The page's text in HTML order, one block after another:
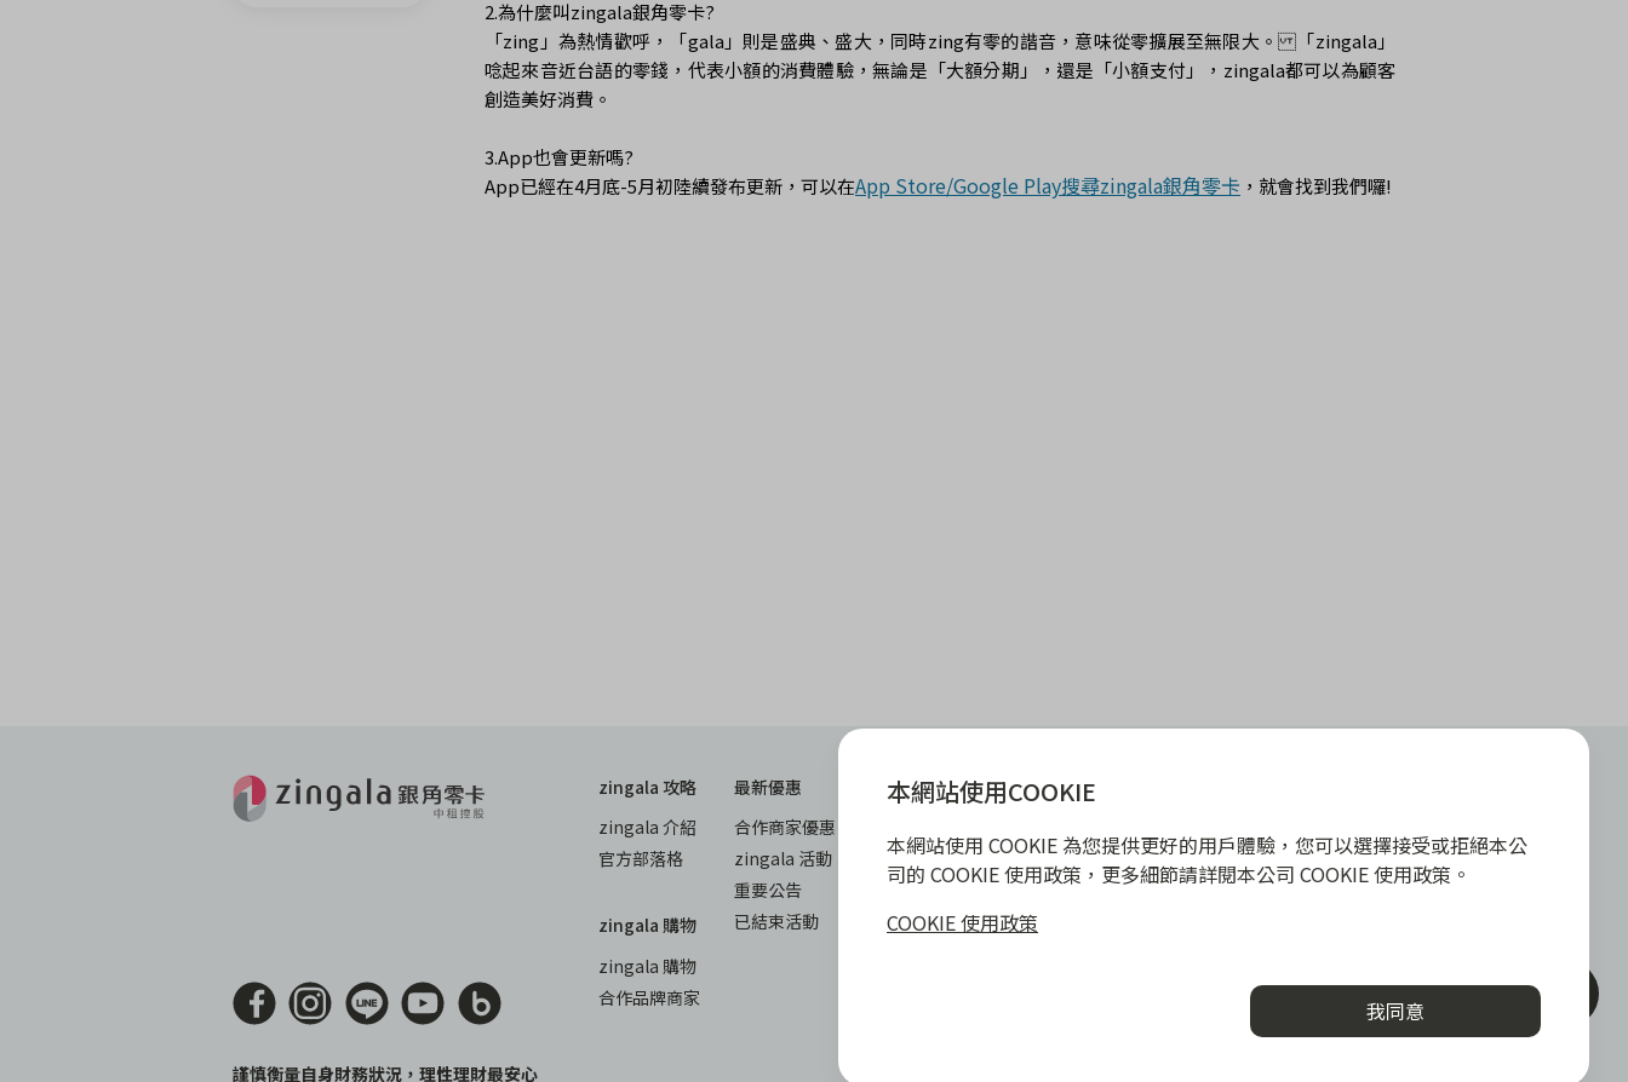
2.為什麼叫zingala銀角零卡?
「zing」為熱情歡呼，「gala」則是盛典、盛大，同時zing有零的諧音，意味從零擴展至無限大。「zingala」
唸起來音近台語的零錢，代表小額的消費體驗，無論是「大額分期」，還是「小額支付」，zingala都可以為顧客
創造美好消費。
3.App也會更新嗎?
App已經在4月底-5月初陸續發布更新，可以在App Store/Google Play搜尋zingala銀角零卡 ，就會找到我們囉!
zingala 攻略
zingala 介紹
官方部落格
zingala 購物
zingala 購物
合作品牌商家
最新優惠
合作商家優惠
zingala 活動
重要公告
已結束活動
教學指南
常見問與答
聯絡客服
商家專區
合作方案及加值服務
成為 zingala 合作商家
商家成長學堂
媒體報導
關於中租
android
謹慎衡量自身財務狀況，理性理財最安心
聯絡客服
本網站使用COOKIE
本網站使用 COOKIE 為您提供更好的用戶體驗，您可以選擇接受或拒絕本公
司的 COOKIE 使用政策，更多細節請詳閱本公司 COOKIE 使用政策。
COOKIE 使用政策
我同意